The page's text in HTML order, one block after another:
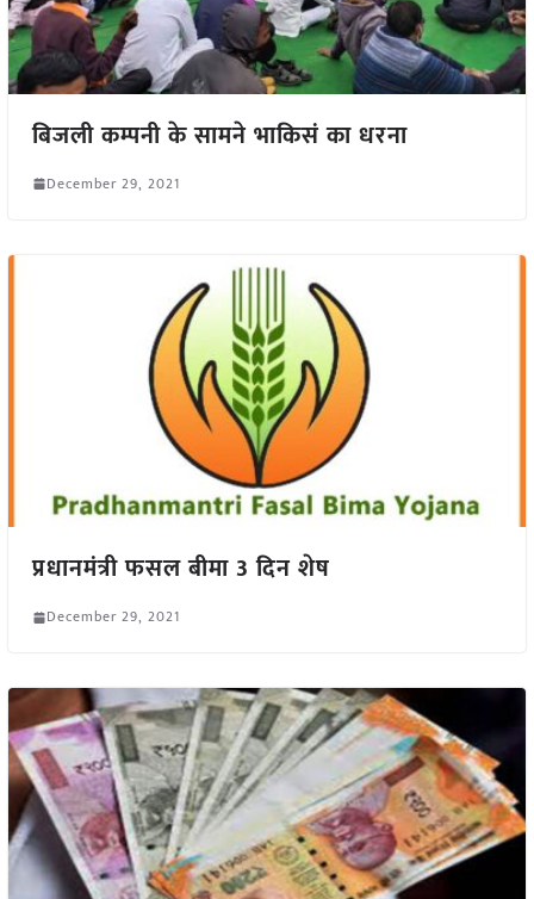
बिजली कम्पनी के सामने भाकिसं का धरना
December 29, 2021
प्रधानमंत्री फसल बीमा 3 दिन शेष
December 29, 2021